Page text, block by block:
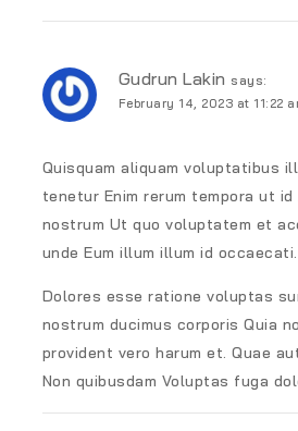
Gudrun Lakin says:
February 14, 2023 at 11:22
Quisquam aliquam voluptatibus
tenetur Enim rerum tempora ut
nostrum Ut quo voluptatem et
unde Eum illum illum id occaecati.
Dolores esse ratione voluptas
nostrum ducimus corporis Quia
provident vero harum et. Quae
Non quibusdam Voluptas fuga